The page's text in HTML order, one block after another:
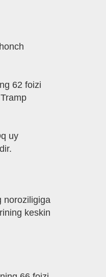
62 foizi
uy
noroziligiga
keskin